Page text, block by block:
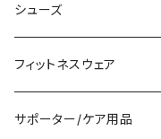
袖付き
ノースリーブ
パンツドレス
フォーマルバッグ
カジュアルバッグ
バックパック
ショーツ
タンクトップ/キャミソール
半袖/5分
タンキニ
バンドゥビキニ
ワンピース
シューズ
スニーカー
ブーツ
フィットネスウェア
セット販売
サポーター/ケア用品